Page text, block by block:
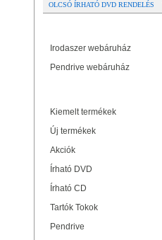
OLCSÓ ÍRHATÓ DVD RENDELÉS
Irodaszer webáruház
Pendrive webáruház
Kiemelt termékek
Új termékek
Akciók
Írható DVD
Írható CD
Tartók Tokok
Pendrive